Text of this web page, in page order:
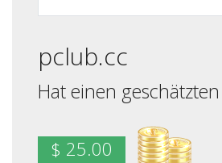
pclub.cc
Hat einen
$ 25.00